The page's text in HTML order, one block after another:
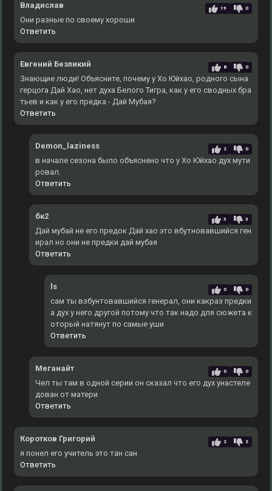
Владислав 19 0
Они разные по своему хороши
Ответить
Евгений Безликий 8 0
Знающие люди! Объясните, почему у Хо Юйхао, родного сына
герцога Дай Хао, нет духа Белого Тигра, как у его сводных бра
тьев и как у его предка - Дай Мубая?
Ответить
Demon_laziness 2 0
в начале сезона было объяснено что у Хо Юйхао дух мути
ровал.
Ответить
бк2 3 3
Дай мубай не его предок Дай хао это вбутновавшийся ген
ирал но они не предки дай мубая
Ответить
ls 0 0
сам ты взбунтовавшийся генерал, они какраз предки
а дух у него другой потому что так надо для сюжета к
оторый натянут по самые уши
Ответить
Меганайт 0 0
Чел ты там в одной серии он сказал что его дух унастеле
дован от матери
Ответить
Коротков Григорий 2 2
я понел его учитель это тан сан
Ответить